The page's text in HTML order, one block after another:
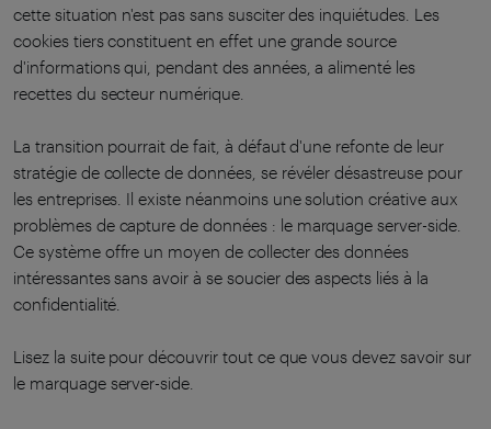
cette situation n'est pas sans susciter des inquiétudes. Les
cookies tiers constituent en effet une grande source
d'informations qui, pendant des années, a alimenté les
recettes du secteur numérique.
La transition pourrait de fait, à défaut d'une refonte de leur
stratégie de collecte de données, se révéler désastreuse pour
les entreprises. Il existe néanmoins une solution créative aux
problèmes de capture de données : le marquage server-side.
Ce système offre un moyen de collecter des données
intéressantes sans avoir à se soucier des aspects liés à la
confidentialité.
Lisez la suite pour découvrir tout ce que vous devez savoir sur
le marquage server-side.